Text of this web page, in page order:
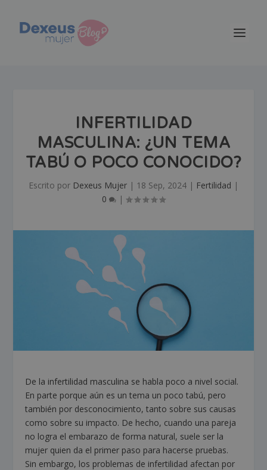
INFERTILIDAD
MASCULINA: ¿UN TEMA
TABÚ O POCO CONOCIDO?
Escrito por Dexeus Mujer | 18 Sep, 2024 | Fertilidad |
0
|
De la infertilidad masculina se habla poco a nivel social.
En parte porque aún es un tema un poco tabú, pero
también por desconocimiento, tanto sobre sus causas
como sobre su impacto. De hecho, cuando una pareja
no logra el embarazo de forma natural, suele ser la
mujer quien da el primer paso para hacerse pruebas.
Sin embargo, los problemas de infertilidad afectan por